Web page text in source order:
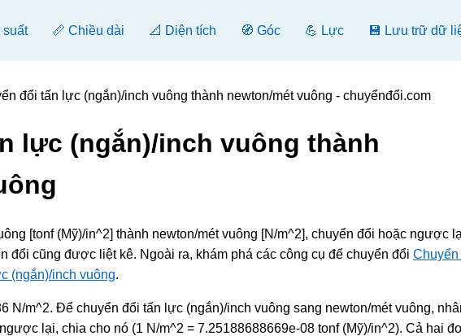
suất 📏 Chiều dài 📐 Diện tích 🧭 Góc 💪 Lực 💾 Lưu trữ dữ
đổi tấn lực (ngắn)/inch vuông thành newton/mét vuông - chuyểnđổi.com
lực (ngắn)/inch vuông thành
[tonf (Mỹ)/in^2] thành newton/mét vuông [N/m^2], chuyển đổi hoặc ngược
đổi cũng được liệt kê. Ngoài ra, khám phá các công cụ để chuyển đổi Chuyển
(ngắn)/inch vuông.
N/m^2. Để chuyển đổi tấn lực (ngắn)/inch vuông sang newton/mét vuông,
lại, chia cho nó (1 N/m^2 = 7.25188688669e-08 tonf (Mỹ)/in^2). Cả hai